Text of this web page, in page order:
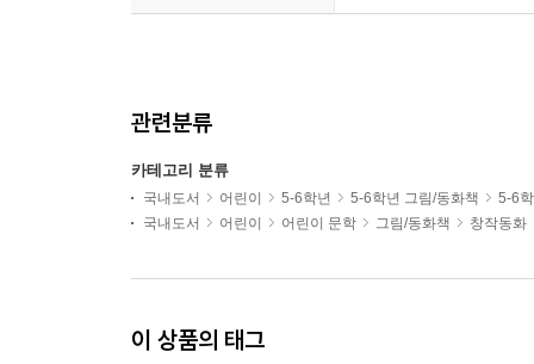
관련분류
카테고리 분류
국내도서 어린이 5-6학년 5-6학년 그림/동화책
5-6
국내도서
어린이 어린이 문학 그림/동화책 창작동화
이 상품의 태그